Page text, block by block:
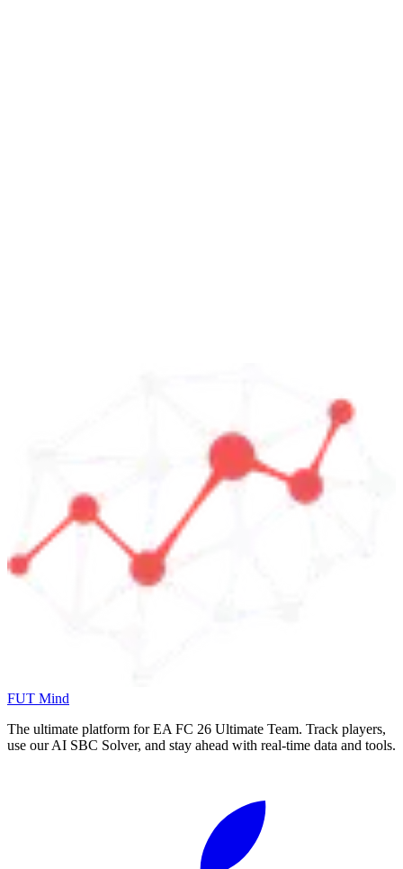
FUT Mind
The ultimate platform for EA FC 26 Ultimate Team. Track players,
use our AI SBC Solver, and stay ahead with real-time data and tools.